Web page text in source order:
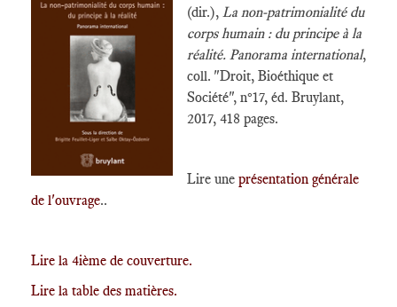
(dir.), La non-patrimonialité du
corps humain : du principe à la
réalité. Panorama international,
coll. "Droit, Bioéthique et
Société", n°17, éd. Bruylant,
2017, 418 pages.
Lire une présentation générale
de l'ouvrage..
Lire la 4ième de couverture.
Lire la table des matières.